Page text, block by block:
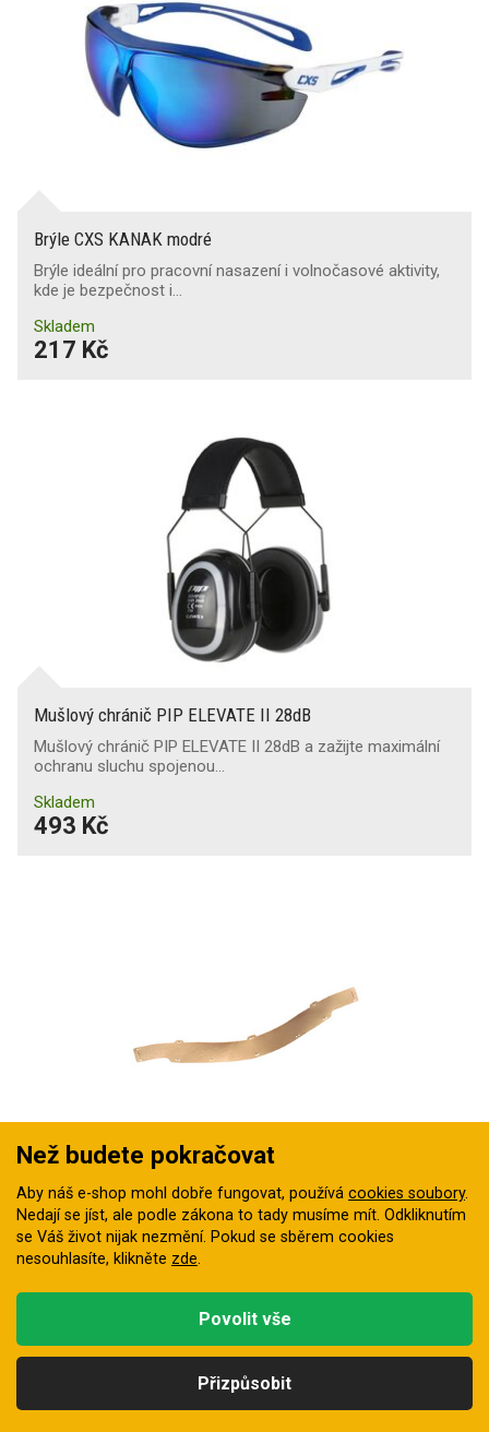
Brýle CXS KANAK modré
Brýle ideální pro pracovní nasazení i volnočasové aktivity,
kde je bezpečnost i…
Skladem
217 Kč
Mušlový chránič PIP ELEVATE II 28dB
Mušlový chránič PIP ELEVATE II 28dB a zažijte maximální
ochranu sluchu spojenou…
Skladem
493 Kč
Potní pásek UVEX 9760005
Potní pásek pro přilbu UVEX
Skladem
Než budete pokračovat
Aby náš e-shop mohl dobře fungovat, používá cookies soubory.
Nedají se jíst, ale podle zákona to tady musíme mít. Odkliknutím
se Váš život nijak nezmění. Pokud se sběrem cookies
nesouhlasíte, klikněte zde.
Přizpůsobit
Povolit vše